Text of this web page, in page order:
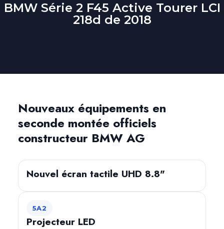
BMW Série 2 F45 Active Tourer LCI
218d de 2018
Nouveaux équipements en
seconde montée officiels
constructeur BMW AG
Nouvel écran tactile UHD 8.8"
5A2
Projecteur LED